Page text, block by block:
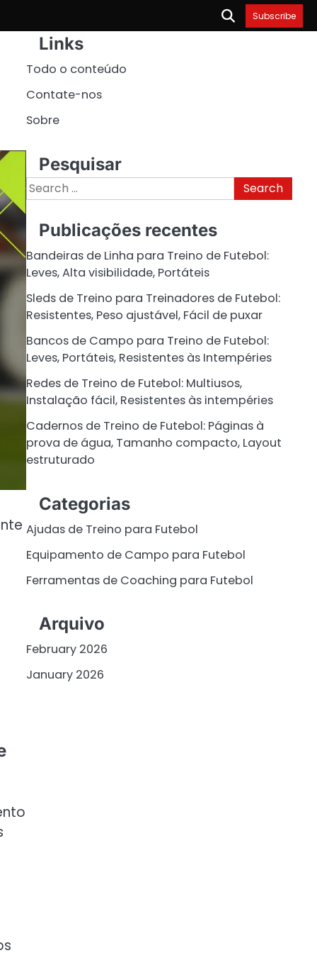
Subscribe
Links
Todo o conteúdo
Contate-nos
Sobre
Pesquisar
Search
for:
Publicações recentes
Bandeiras de Linha para Treino de Futebol:
Leves, Alta visibilidade, Portáteis
Sleds de Treino para Treinadores de Futebol:
Resistentes, Peso ajustável, Fácil de puxar
Bancos de Campo para Treino de Futebol:
Leves, Portáteis, Resistentes às Intempéries
Redes de Treino de Futebol: Multiusos,
Instalação fácil, Resistentes às intempéries
Cadernos de Treino de Futebol: Páginas à
prova de água, Tamanho compacto, Layout
estruturado
Categorias
Ajudas de Treino para Futebol
Equipamento de Campo para Futebol
Ferramentas de Coaching para Futebol
Arquivo
February 2026
January 2026